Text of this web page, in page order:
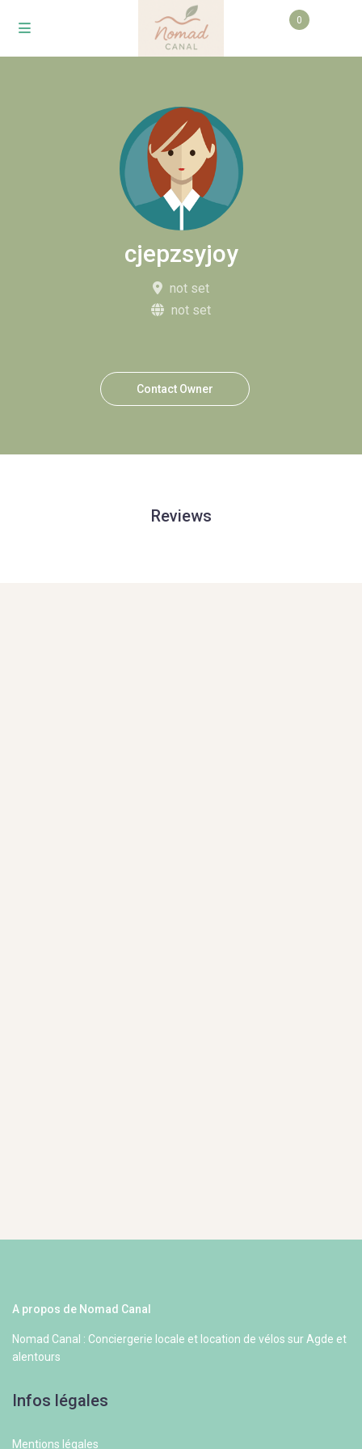
0
cjepzsyjoy
not set
not set
Contact Owner
Reviews
A propos de Nomad Canal
Nomad Canal : Conciergerie locale et location de vélos sur Agde et
alentours
Infos légales
Mentions légales